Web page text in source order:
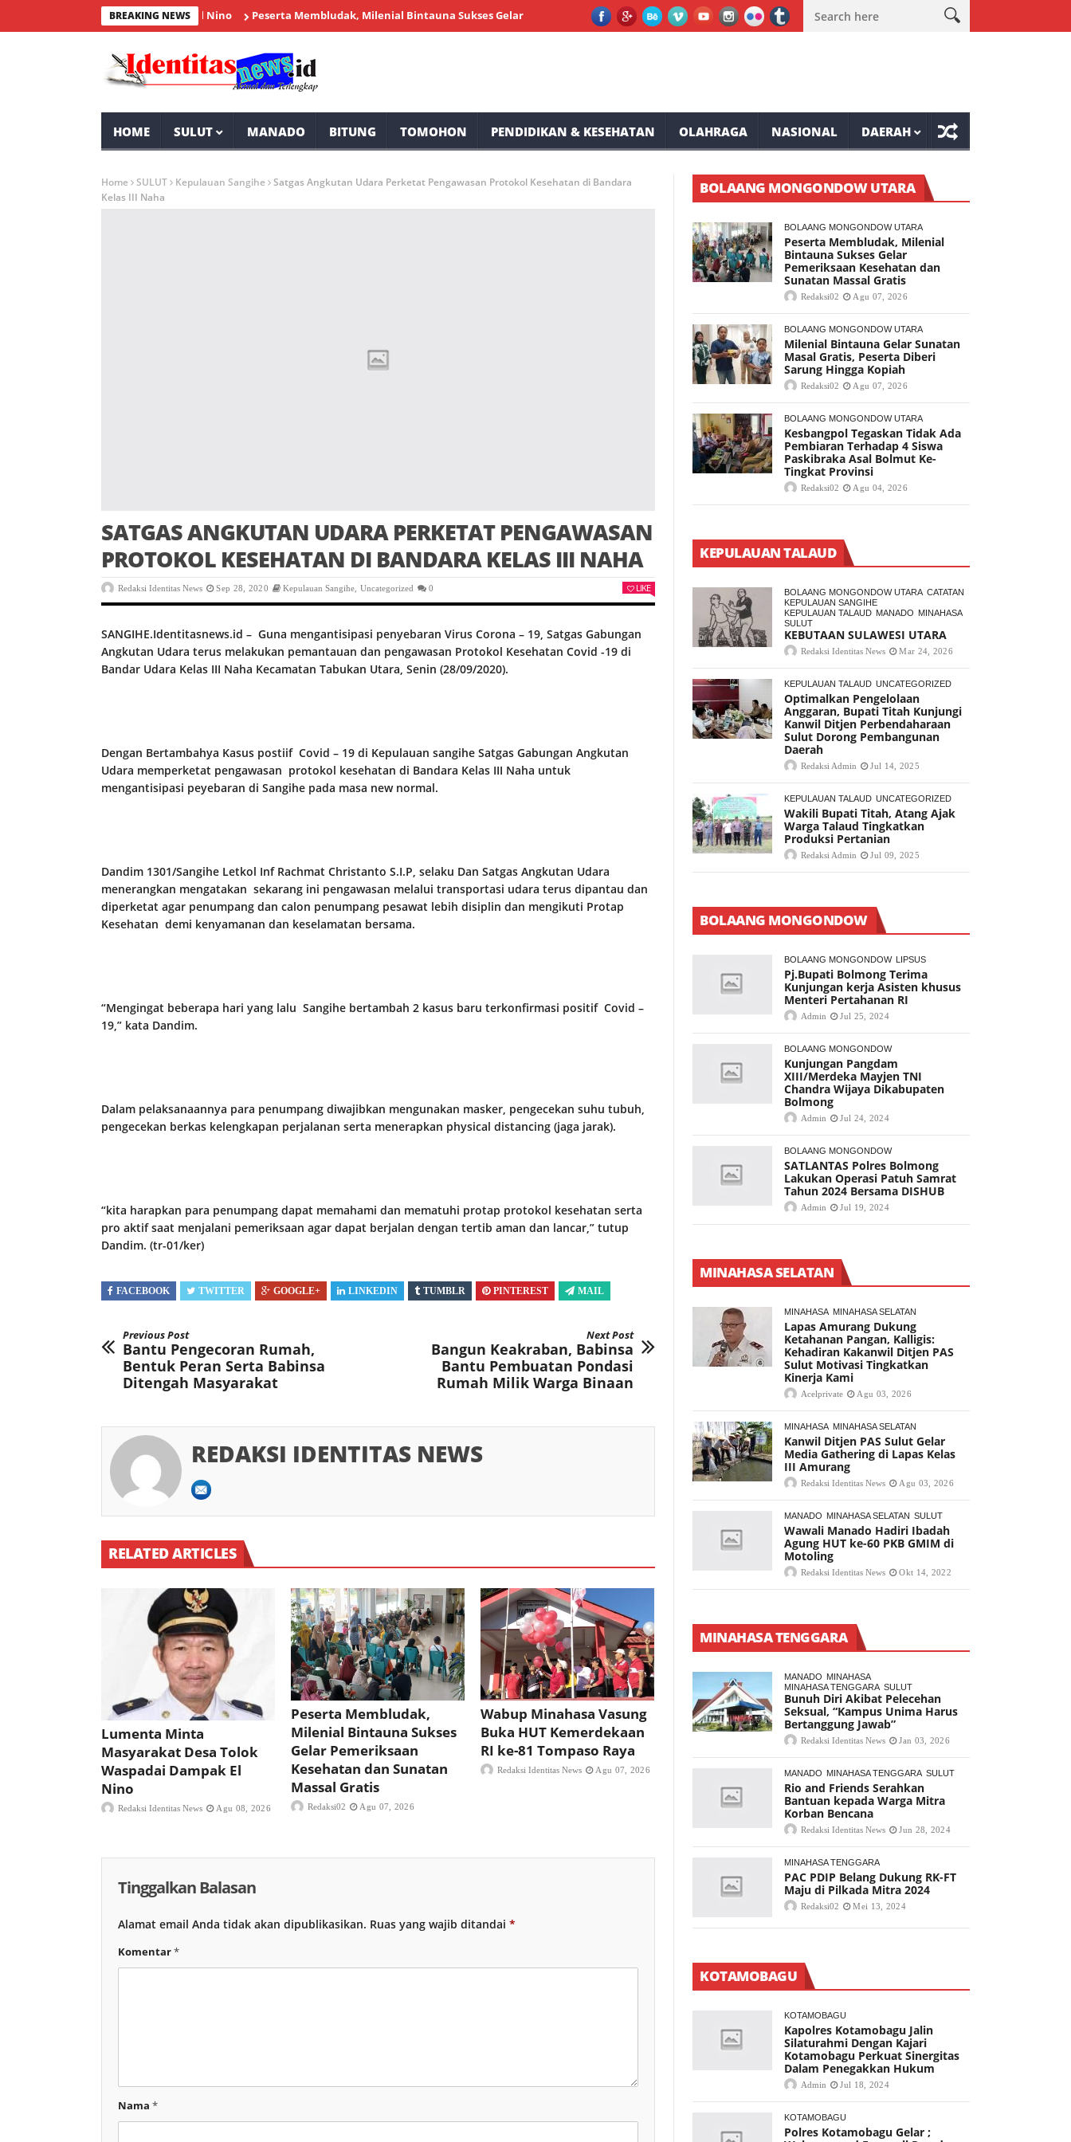
BREAKING NEWS Peserta Membludak, Milenial Bintauna Sukses Gelar Pemeriksaan Kesehatan dan Sunatan Massal Gratis Wabup Minahasa Vasung Buka HUT Kemerdekaan RI ke-
HOME SULUT MANADO BITUNG TOMOHON PENDIDIKAN & KESEHATAN OLAHRAGA NASIONAL DAERAH
Home SULUT Kepulauan Sangihe Satgas Angkutan Udara Perketat Pengawasan Protokol Kesehatan di Bandara
Kelas III Naha
SATGAS ANGKUTAN UDARA PERKETAT PENGAWASAN
PROTOKOL KESEHATAN DI BANDARA KELAS III NAHA
Redaksi Identitas News Sep 28, 2020 Kepulauan Sangihe Uncategorized 0 LIKE
SANGIHE.Identitasnews.id – Guna mengantisipasi penyebaran Virus Corona – 19, Satgas Gabungan
Angkutan Udara terus melakukan pemantauan dan pengawasan Protokol Kesehatan Covid -19 di
Bandar Udara Kelas III Naha Kecamatan Tabukan Utara, Senin (28/09/2020).
Dengan Bertambahya Kasus postiif Covid – 19 di Kepulauan sangihe Satgas Gabungan Angkutan
Udara memperketat pengawasan protokol kesehatan di Bandara Kelas III Naha untuk
mengantisipasi peyebaran di Sangihe pada masa new normal.
Dandim 1301/Sangihe Letkol Inf Rachmat Christanto S.I.P, selaku Dan Satgas Angkutan Udara
menerangkan mengatakan sekarang ini pengawasan melalui transportasi udara terus dipantau dan
diperketat agar penumpang dan calon penumpang pesawat lebih disiplin dan mengikuti Protap
Kesehatan demi kenyamanan dan keselamatan bersama.
“Mengingat beberapa hari yang lalu Sangihe bertambah 2 kasus baru terkonfirmasi positif Covid –
19,” kata Dandim.
Dalam pelaksanaannya para penumpang diwajibkan mengunakan masker, pengecekan suhu tubuh,
pengecekan berkas kelengkapan perjalanan serta menerapkan physical distancing (jaga jarak).
“kita harapkan para penumpang dapat memahami dan mematuhi protap protokol kesehatan serta
pro aktif saat menjalani pemeriksaan agar dapat berjalan dengan tertib aman dan lancar,” tutup
Dandim. (tr-01/ker)
FACEBOOK TWITTER GOOGLE+ LINKEDIN TUMBLR PINTEREST MAIL
Previous Post
Bantu Pengecoran Rumah,
Bentuk Peran Serta Babinsa
Ditengah Masyarakat
Next Post
Bangun Keakraban, Babinsa
Bantu Pembuatan Pondasi
Rumah Milik Warga Binaan
REDAKSI IDENTITAS NEWS
RELATED ARTICLES
Lumenta Minta
Masyarakat Desa Tolok
Waspadai Dampak El
Nino
Redaksi Identitas News Agu 08, 2026
Peserta Membludak,
Milenial Bintauna Sukses
Gelar Pemeriksaan
Kesehatan dan Sunatan
Massal Gratis
Redaksi02 Agu 07, 2026
Wabup Minahasa Vasung
Buka HUT Kemerdekaan
RI ke-81 Tompaso Raya
Redaksi Identitas News Agu 07, 2026
Tinggalkan Balasan
Alamat email Anda tidak akan dipublikasikan. Ruas yang wajib ditandai *
Komentar*
Nama *
BOLAANG MONGONDOW UTARA
BOLAANG MONGONDOW UTARA
Peserta Membludak, Milenial
Bintauna Sukses Gelar
Pemeriksaan Kesehatan dan
Sunatan Massal Gratis
Redaksi02 Agu 07, 2026
BOLAANG MONGONDOW UTARA
Milenial Bintauna Gelar Sunatan
Masal Gratis, Peserta Diberi
Sarung Hingga Kopiah
Redaksi02 Agu 07, 2026
BOLAANG MONGONDOW UTARA
Kesbangpol Tegaskan Tidak Ada
Pembiaran Terhadap 4 Siswa
Paskibraka Asal Bolmut Ke-
Tingkat Provinsi
Redaksi02 Agu 04, 2026
KEPULAUAN TALAUD
BOLAANG MONGONDOW UTARA CATATAN
KEPULAUAN SANGIHE
KEPULAUAN TALAUD MANADO MINAHASA
SULUT
KEBUTAAN SULAWESI UTARA
Redaksi Identitas News Mar 24, 2026
KEPULAUAN TALAUD UNCATEGORIZED
Optimalkan Pengelolaan
Anggaran, Bupati Titah Kunjungi
Kanwil Ditjen Perbendaharaan
Sulut Dorong Pembangunan
Daerah
Redaksi Admin Jul 14, 2025
KEPULAUAN TALAUD UNCATEGORIZED
Wakili Bupati Titah, Atang Ajak
Warga Talaud Tingkatkan
Produksi Pertanian
Redaksi Admin Jul 09, 2025
BOLAANG MONGONDOW
BOLAANG MONGONDOW LIPSUS
Pj.Bupati Bolmong Terima
Kunjungan kerja Asisten khusus
Menteri Pertahanan RI
Admin Jul 25, 2024
BOLAANG MONGONDOW
Kunjungan Pangdam
XIII/Merdeka Mayjen TNI
Chandra Wijaya Dikabupaten
Bolmong
Admin Jul 24, 2024
BOLAANG MONGONDOW
SATLANTAS Polres Bolmong
Lakukan Operasi Patuh Samrat
Tahun 2024 Bersama DISHUB
Admin Jul 19, 2024
MINAHASA SELATAN
MINAHASA MINAHASA SELATAN
Lapas Amurang Dukung
Ketahanan Pangan, Kalligis:
Kehadiran Kakanwil Ditjen PAS
Sulut Motivasi Tingkatkan
Kinerja Kami
Acelprivate Agu 03, 2026
MINAHASA MINAHASA SELATAN
Kanwil Ditjen PAS Sulut Gelar
Media Gathering di Lapas Kelas
III Amurang
Redaksi Identitas News Agu 03, 2026
MANADO MINAHASA SELATAN SULUT
Wawali Manado Hadiri Ibadah
Agung HUT ke-60 PKB GMIM di
Motoling
Redaksi Identitas News Okt 14, 2022
MINAHASA TENGGARA
MANADO MINAHASA
MINAHASA TENGGARA SULUT
Bunuh Diri Akibat Pelecehan
Seksual, “Kampus Unima Harus
Bertanggung Jawab”
Redaksi Identitas News Jan 03, 2026
MANADO MINAHASA TENGGARA SULUT
Rio and Friends Serahkan
Bantuan kepada Warga Mitra
Korban Bencana
Redaksi Identitas News Jun 28, 2024
MINAHASA TENGGARA
PAC PDIP Belang Dukung RK-FT
Maju di Pilkada Mitra 2024
Redaksi02 Mei 13, 2024
KOTAMOBAGU
KOTAMOBAGU
Kapolres Kotamobagu Jalin
Silaturahmi Dengan Kajari
Kotamobagu Perkuat Sinergitas
Dalam Penegakkan Hukum
Admin Jul 18, 2024
KOTAMOBAGU
Polres Kotamobagu Gelar ;